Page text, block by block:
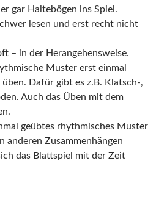
gar Haltebögen ins Spiel.
lesen und erst recht nicht
– in der Herangehensweise.
Muster erst einmal
üben. Dafür gibt es z.B. Klatsch-,
Auch das Üben mit dem
geübtes rhythmisches Muster
anderen Zusammenhängen
das Blattspiel mit der Zeit